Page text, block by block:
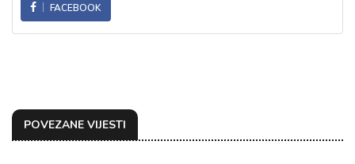
FACEBOOK
POVEZANE VIJESTI